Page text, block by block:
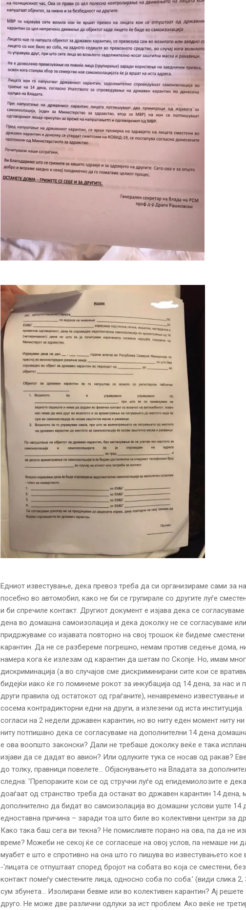
Едниот известување, дека превоз треба да си организираме сами за
посебно во автомобил, како не би се групирале со другите луѓе
и би спречиле контакт. Другиот документ е изјава дека се
дена во домашна самоизолација и дека доколку не се согласуваме
придржуваме со изјавата повторно на свој трошок ќе бидеме
карантин. Да не се разбереме погрешно, немам против седење дома,
намера кога ќе излезам од карантин да шетам по Скопје. Но, имам
дискриминација (а во случајов сме дискриминирани сите кои се
бидејќи иако ќе го поминеме рокот за инкубација од 14 дена, за нас и
други правила од остатокот од граѓаните), ненавремено известување
сосема контрадикторни едни на други, а излезени од иста институција.
согласи на 2 недели државен карантин, но во ниту еден момент ниту
ниту потпишано дека се согласуваме на дополнителни 14 дена
е ова воопшто законски? Дали не требаше доколку веќе е така
изјави да се дадат во авион? Или одлуките тука се носав од ракав?
до толку, правници повелете… Објаснувањето на Владата за
следна: ‘Препораките кои се од стручни луѓе од епидемиолозите е
доаѓаат од странство треба да останат во државен карантин 14 дена,
дополнително да бидат во самоизолација во домашни услови уште 14
едноставна причина – заради тоа што биле во колективни центри за
Како така баш сега ви текна? Не помисливте порано на ова, па да не
време? Можеби не секој ќе се согласеше на овој услов, па немаше ни
муабет е што е спротивно на она што го пишува во известувањето кое
-‘лицата се отпуштаат според бројот на собата во која се сместени,
контакт помеѓу сместените лица, односно соба по соба.’ (види слика
сум збунета… Изолирани бевме или во колективен карантин? Ај
друго. Не може две различни одлуки за ист проблем. Ако веќе не